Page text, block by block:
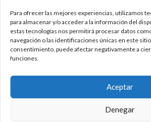
Para ofrecer las mejores experiencias, utilizamos
para almacenar y/o acceder a la información del
estas tecnologías nos permitirá procesar datos
navegación o las identificaciones únicas en este
consentimiento, puede afectar negativamente a
funciones.
Aceptar
Denegar
Cada vez podemos encontrar
nuestros diseños web, ya sean
vectores o iconos. Muchas veces
proceso de creación de un icono
desapercibido, pero nada más
realidad. Un icono